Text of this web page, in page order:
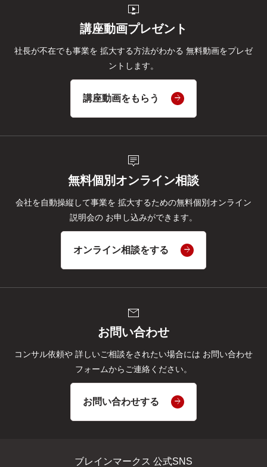
live_tv
講座動画プレゼント
社長が不在でも事業を 拡大する方法がわかる 無料動画をプレゼ
ントします。
講座動画をもらう
tooltip_2
無料個別オンライン相談
会社を自動操縦して事業を 拡大するための無料個別オンライン
説明会の お申し込みができます。
オンライン相談をする
mail
お問い合わせ
コンサル依頼や 詳しいご相談をされたい場合には お問い合わせ
フォームからご連絡ください。
お問い合わせする
ブレインマークス 公式SNS